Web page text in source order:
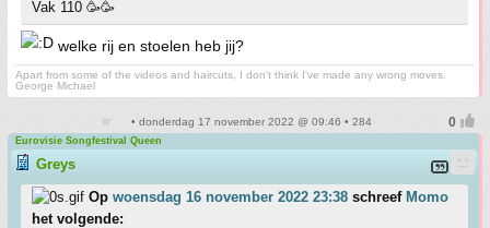
Vak 110 🥳🥳
welke rij en stoelen heb jij?
Apart from some of the videos and haircuts, I don't think I've made any wrong moves.
George Michael
• donderdag 17 november 2022 @ 09:46 • 284
Eurovisie Songfestival Queen
Greys
Op woensdag 16 november 2022 23:38 schreef Momo
het volgende: